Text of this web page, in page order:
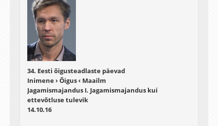
34. Eesti õigusteadlaste päevad
Inimene › Õigus ‹ Maailm
Jagamismajandus I. Jagamismajandus kui
ettevõtluse tulevik
14.10.16